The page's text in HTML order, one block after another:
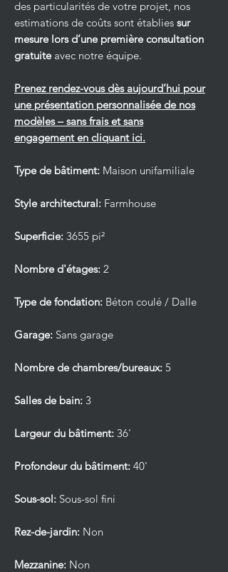
des particularités de votre projet, nos
estimations de coûts sont établies sur
mesure lors d’une première consultation
gratuiteavec notre équipe.
Prenez rendez-vous dès aujourd’hui pour
une présentation personnalisée de nos
modèles – sans frais et sans
engagement en cliquant ici.
Type de bâtiment: Maison unifamiliale
Style architectural: Farmhouse
Superficie: 3655 pi²
Nombre d'étages: 2
Type de fondation: Béton coulé / Dalle
Garage: Sans garage
Nombre de chambres/bureaux: 5
Salles de bain: 3
Largeur du bâtiment: 36'
Profondeur du bâtiment: 40'
Sous-sol: Sous-sol fini
Rez-de-jardin: Non
Mezzanine: Non